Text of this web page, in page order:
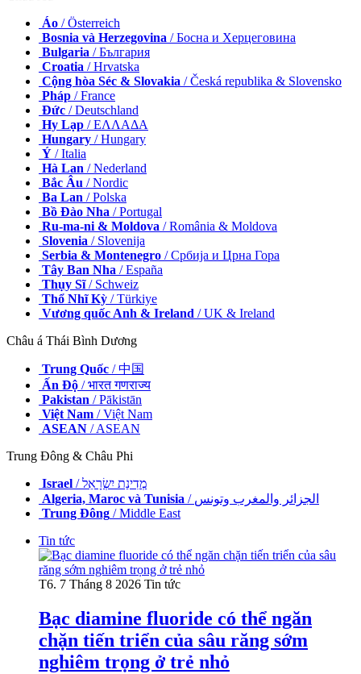
Áo / Österreich
Bosnia và Herzegovina / Босна и Херцеговина
Bulgaria / България
Croatia / Hrvatska
Cộng hòa Séc & Slovakia / Česká republika & Slovensko
Pháp / France
Đức / Deutschland
Hy Lạp / ΕΛΛΑΔΑ
Hungary / Hungary
Ý / Italia
Hà Lan / Nederland
Bắc Âu / Nordic
Ba Lan / Polska
Bồ Đào Nha / Portugal
Ru-ma-ni & Moldova / România & Moldova
Slovenia / Slovenija
Serbia & Montenegro / Србија и Црна Гора
Tây Ban Nha / España
Thụy Sĩ/ Schweiz
Thổ Nhĩ Kỳ / Türkiye
Vương quốc Anh & Ireland / UK & Ireland
Châu á Thái Bình Dương
Trung Quốc / 中国
Ấn Độ / भारत गणराज्य
Pakistan / Pākistān
Việt Nam / Việt Nam
ASEAN / ASEAN
Trung Đông & Châu Phi
Israel
/ מְדִינַת יִשְׂרָאֵל
Algeria, Maroc và Tunisia
/ الجزائر والمغرب وتونس
Trung Đông / Middle East
Tin tức
T6. 7 Tháng 8 2026 Tin tức
Bạc diamine fluoride có thể ngăn
chặn tiến triển của sâu răng sớm
nghiêm trọng ở trẻ nhỏ